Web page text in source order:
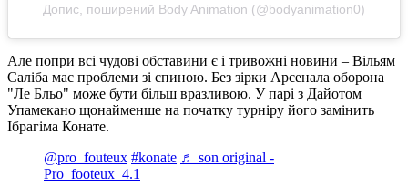
Допис, поширений Body Animation (@bodyanimation0)
Але попри всі чудові обставини є і тривожні новини – Вільям
Саліба має проблеми зі спиною. Без зірки Арсенала оборона
"Ле Бльо" може бути більш вразливою. У парі з Дайотом
Упамекано щонайменше на початку турніру його замінить
Ібрагіма Конате.
@pro_fouteux #konate ♬ son original -
Pro_footeux_4.1